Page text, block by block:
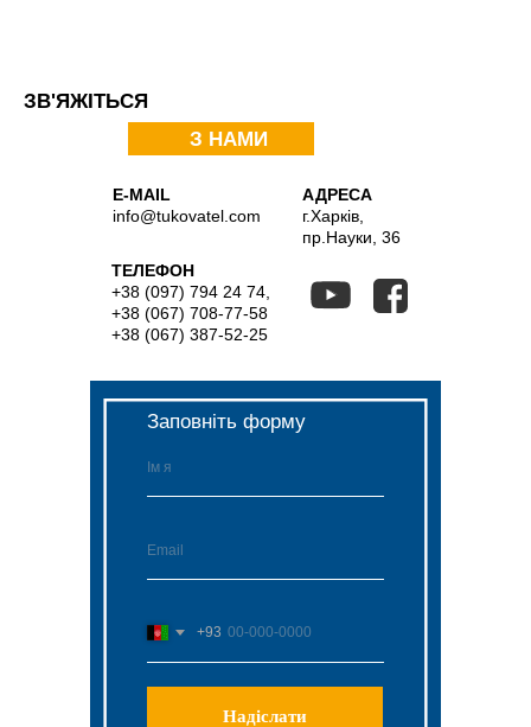
ЗВ'ЯЖІТЬСЯ
З НАМИ
ТЕЛЕФОН
+38 (097) 794 24 74
+38 (067) 708-77-58
+38 (067) 387-52-25
АДРЕСА
г.Харків,
пр.Науки, 36
E-MAIL
info@tukovatel.com
+93
Надіслати
Заповніть форму